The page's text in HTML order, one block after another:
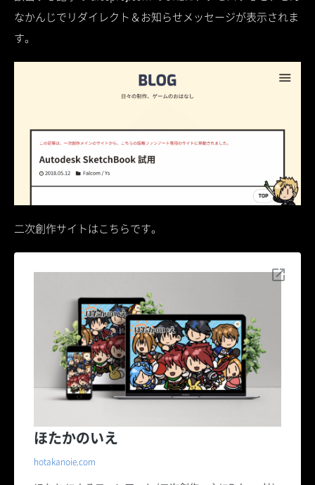
なかんじでリダイレクト＆お知らせメッセージが表示されま
す。
二次創作サイトはこちらです。
ほたかのいえ
hotakanoie.com